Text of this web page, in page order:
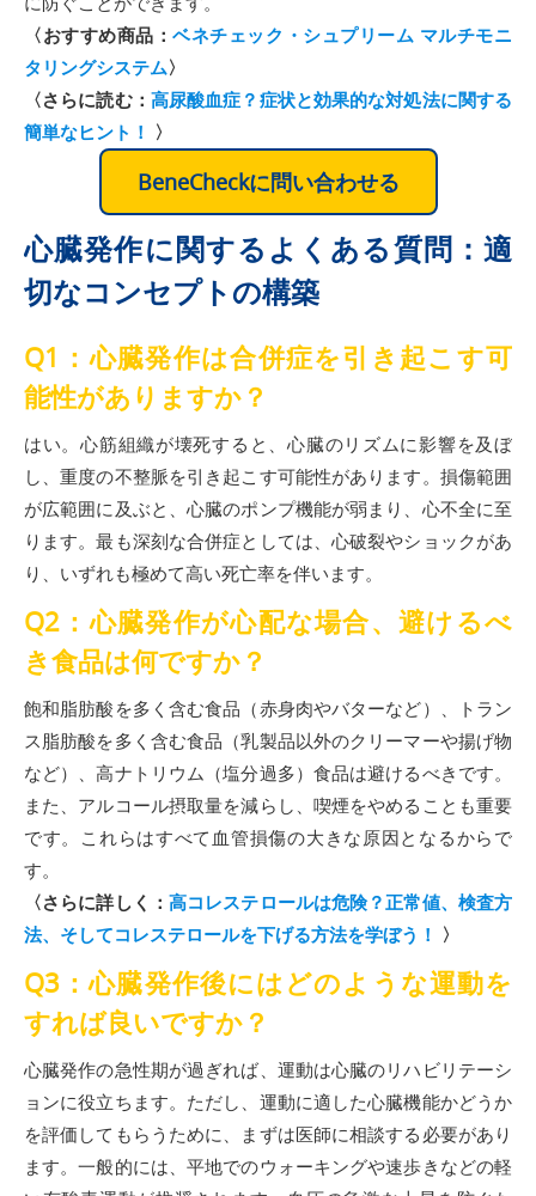
〈おすすめ商品：ベネチェック・シュプリーム マルチモニ
タリングシステム〉
〈さらに読む： 高尿酸血症？症状と効果的な対処法に関する
簡単なヒント！ 〉
BeneCheckに問い合わせる
心臓発作に関するよくある質問：適
切なコンセプトの構築
Q1：心臓発作は合併症を引き起こす可
能性がありますか？
はい。心筋組織が壊死すると、心臓のリズムに影響を及ぼ
し、重度の不整脈を引き起こす可能性があります。損傷範囲
が広範囲に及ぶと、心臓のポンプ機能が弱まり、心不全に至
ります。最も深刻な合併症としては、心破裂やショックがあ
り、いずれも極めて高い死亡率を伴います。
Q2：心臓発作が心配な場合、避けるべ
き食品は何ですか？
飽和脂肪酸を多く含む食品（赤身肉やバターなど）、トラン
ス脂肪酸を多く含む食品（乳製品以外のクリーマーや揚げ物
など）、高ナトリウム（塩分過多）食品は避けるべきです。
また、アルコール摂取量を減らし、喫煙をやめることも重要
です。これらはすべて血管損傷の大きな原因となるからで
す。
〈さらに詳しく： 高コレステロールは危険？正常値、検査方
法、そしてコレステロールを下げる方法を学ぼう！ 〉
Q3：心臓発作後にはどのような運動を
すれば良いですか？
心臓発作の急性期が過ぎれば、運動は心臓のリハビリテーシ
ョンに役立ちます。ただし、運動に適した心臓機能かどうか
を評価してもらうために、まずは医師に相談する必要があり
ます。一般的には、平地でのウォーキングや速歩きなどの軽